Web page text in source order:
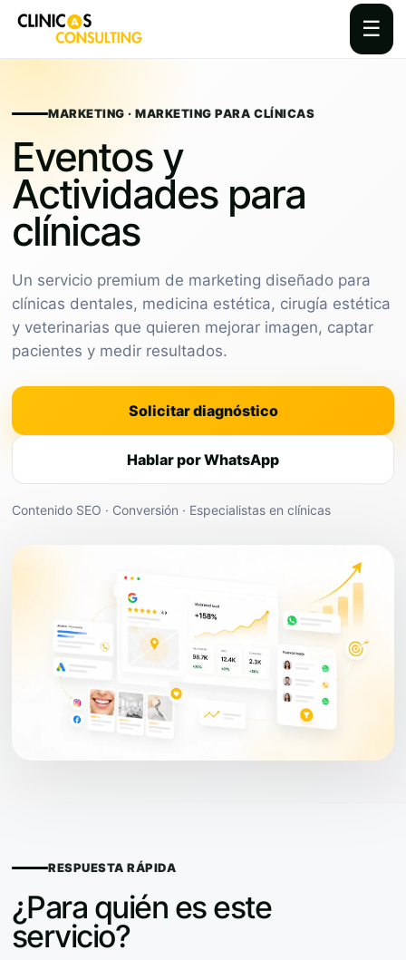
☰
contentMARKETING · MARKETING PARA CLÍNICAS
Eventos y
Actividades para
clínicas
Un servicio premium de marketing diseñado para
clínicas dentales, medicina estética, cirugía estética
y veterinarias que quieren mejorar imagen, captar
pacientes y medir resultados.
Solicitar diagnóstico
Hablar por WhatsApp
Contenido SEO · Conversión · Especialistas en clínicas
RESPUESTA RÁPIDA
¿Para quién es este
servicio?